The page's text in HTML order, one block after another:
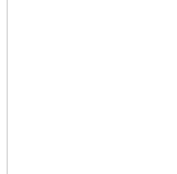
openhartig over
prioriteiten stellen
dochters – het
de
haar instorten, en